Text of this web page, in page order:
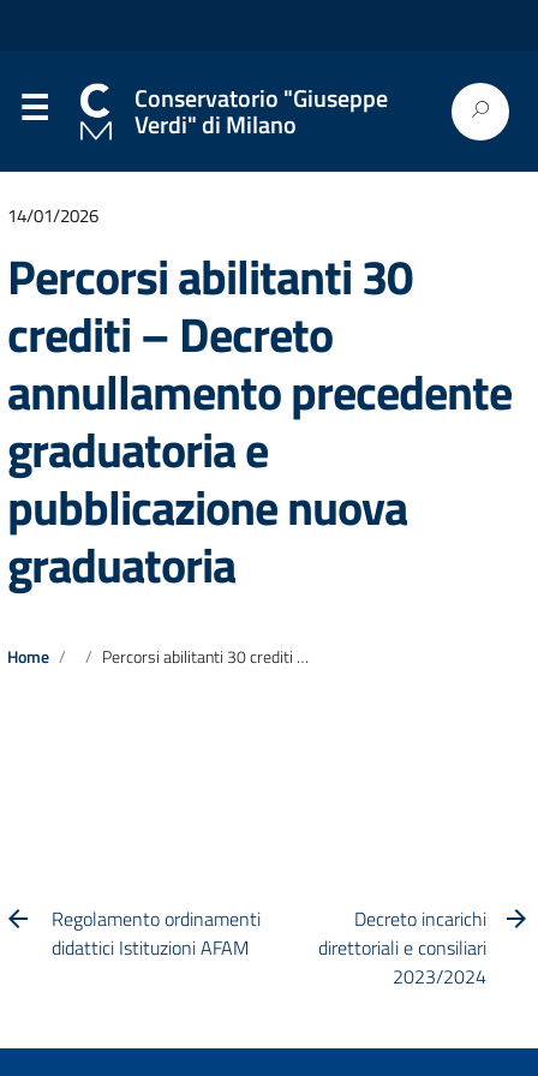
Conservatorio "Giuseppe
Verdi" di Milano
14/01/2026
Percorsi abilitanti 30
crediti – Decreto
annullamento precedente
graduatoria e
pubblicazione nuova
graduatoria
Home Percorsi abilitanti 30 crediti – Decreto annullamento precedente graduatoria e pubblicazione nuova graduatoria
Regolamento ordinamenti
didattici Istituzioni AFAM
Decreto incarichi
direttoriali e consiliari
2023/2024